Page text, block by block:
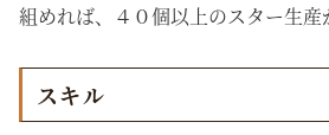
組めれば、４０個以上のスター生産
スキル